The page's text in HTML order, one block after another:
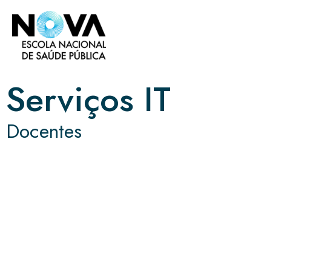
Serviços IT
Docentes